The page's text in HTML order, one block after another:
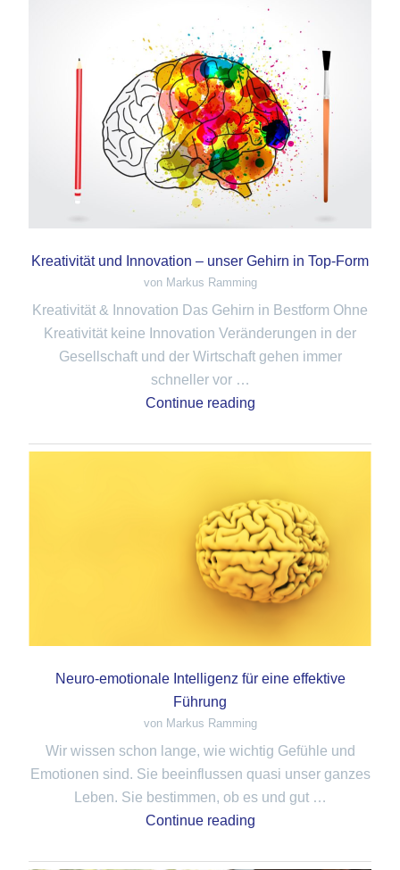
Kreativität und Innovation – unser Gehirn in Top-Form
von Markus Ramming
Kreativität & Innovation Das Gehirn in Bestform Ohne
Kreativität keine Innovation Veränderungen in der
Gesellschaft und der Wirtschaft gehen immer
schneller vor …
Continue reading
Neuro-emotionale Intelligenz für eine effektive
Führung
von Markus Ramming
Wir wissen schon lange, wie wichtig Gefühle und
Emotionen sind. Sie beeinflussen quasi unser ganzes
Leben. Sie bestimmen, ob es und gut …
Continue reading